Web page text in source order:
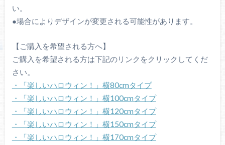
い。
●場合によりデザインが変更される可能性があります。
【ご購入を希望される方へ】
ご購入を希望される方は下記のリンクをクリックしてくだ
さい。
・「楽しいハロウィン！」横80cmタイプ
・「楽しいハロウィン！」横100cmタイプ
・「楽しいハロウィン！」横120cmタイプ
・「楽しいハロウィン！」横150cmタイプ
・「楽しいハロウィン！」横170cmタイプ